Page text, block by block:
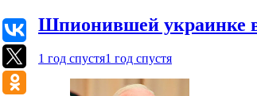
Шпионившей украинке
1 год спустя1 год спустя